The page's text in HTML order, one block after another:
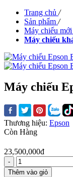
Trang chủ /
Sản phẩm /
Máy chiếu mới
Máy chiếu
Máy chiếu
Thương hiệu: Epson
Còn Hàng
23,500,000đ
-
Thêm vào giỏ